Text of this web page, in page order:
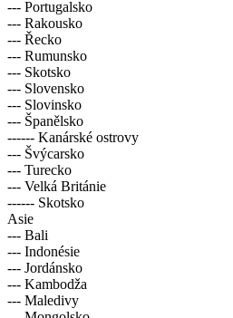
--- Portugalsko
--- Rakousko
--- Řecko
--- Rumunsko
--- Skotsko
--- Slovensko
--- Slovinsko
--- Španělsko
------ Kanárské ostrovy
--- Švýcarsko
--- Turecko
--- Velká Británie
------ Skotsko
Asie
--- Bali
--- Indonésie
--- Jordánsko
--- Kambodža
--- Maledivy